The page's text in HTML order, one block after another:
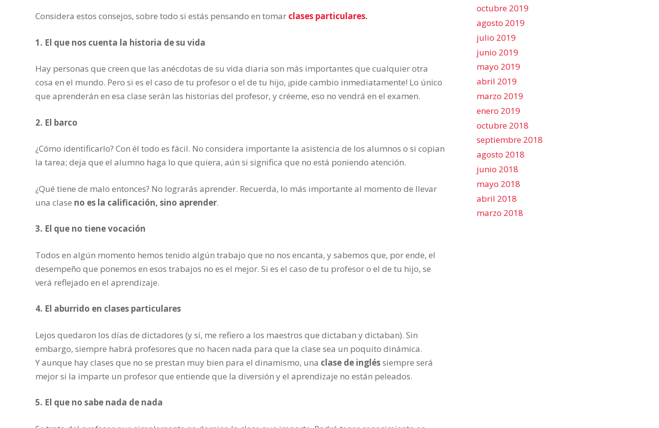
Considera estos consejos, sobre todo si estás pensando en tomar clases particulares.
1. El que nos cuenta la historia de su vida
Hay personas que creen que las anécdotas de su vida diaria son más importantes que cualquier otra
cosa en el mundo. Pero si es el caso de tu profesor o el de tu hijo, ¡pide cambio inmediatamente! Lo único
que aprenderán en esa clase serán las historias del profesor, y créeme, eso no vendrá en el examen.
2. El barco
¿Cómo identificarlo? Con él todo es fácil. No considera importante la asistencia de los alumnos o si copian
la tarea; deja que el alumno haga lo que quiera, aún si significa que no está poniendo atención.
¿Qué tiene de malo entonces? No lograrás aprender. Recuerda, lo más importante al momento de llevar
una clase no es la calificación, sino aprender.
3. El que no tiene vocación
Todos en algún momento hemos tenido algún trabajo que no nos encanta, y sabemos que, por ende, el
desempeño que ponemos en esos trabajos no es el mejor. Si es el caso de tu profesor o el de tu hijo, se
verá reflejado en el aprendizaje.
4. El aburrido en clases particulares
Lejos quedaron los días de dictadores (y sí, me refiero a los maestros que dictaban y dictaban). Sin
embargo, siempre habrá profesores que no hacen nada para que la clase sea un poquito dinámica.
Y aunque hay clases que no se prestan muy bien para el dinamismo, una clase de ingléssiempre será
mejor si la imparte un profesor que entiende que la diversión y el aprendizaje no están peleados.
5. El que no sabe nada de nada
octubre 2019
agosto 2019
julio 2019
junio 2019
mayo 2019
abril 2019
marzo 2019
enero 2019
octubre 2018
septiembre 2018
agosto 2018
junio 2018
mayo 2018
abril 2018
marzo 2018